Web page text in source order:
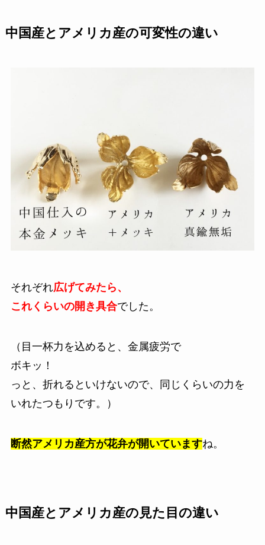
中国産とアメリカ産の可変性の違い
それぞれ広げてみたら、
これくらいの開き具合でした。
（目一杯力を込めると、金属疲労で
ボキッ！
っと、折れるといけないので、同じくらいの力を
いれたつもりです。）
断然アメリカ産方が花弁が開いていますね。
中国産とアメリカ産の見た目の違い